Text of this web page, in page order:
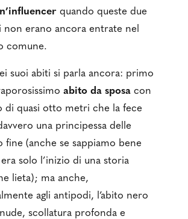
quando queste due
non erano ancora entrate nel
comune.
suoi abiti si parla ancora: primo
abito da sposa con
di quasi otto metri che la fece
una principessa delle
fine (anche se sappiamo bene
solo l’inizio di una storia
lieta); ma anche,
agli antipodi, l’abito nero
scollatura profonda e